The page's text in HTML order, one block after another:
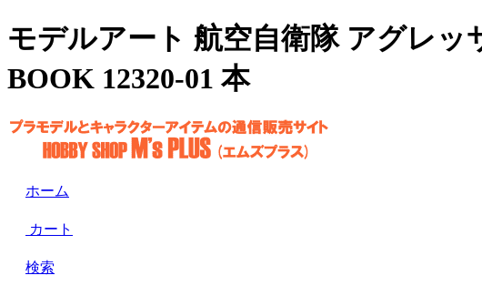
モデルアート 航空自衛隊 アグレッ
BOOK 12320-01 本
ホーム
カート
検索